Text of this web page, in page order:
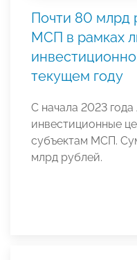
Почти 80 млрд
МСП в рамках
текущем году
С начала 2023
инвестиционные
субъектам МСП.
млрд рублей.